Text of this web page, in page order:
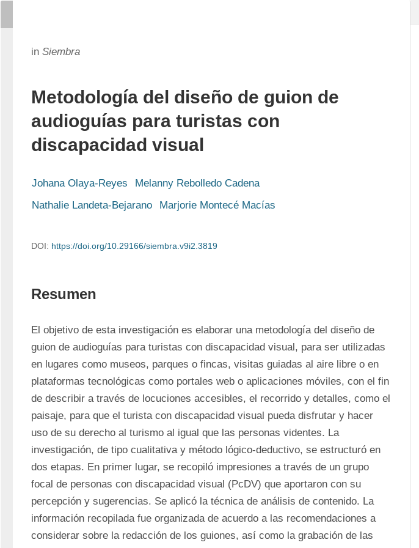
in Siembra
Metodología del diseño de guion de
audioguías para turistas con
discapacidad visual
Johana Olaya-Reyes
Melanny Rebolledo Cadena
Nathalie Landeta-Bejarano
Marjorie Montecé Macías
DOI: https://doi.org/10.29166/siembra.v9i2.3819
Resumen
El objetivo de esta investigación es elaborar una metodología del diseño de
guion de audioguías para turistas con discapacidad visual, para ser utilizadas
en lugares como museos, parques o fincas, visitas guiadas al aire libre o en
plataformas tecnológicas como portales web o aplicaciones móviles, con el fin
de describir a través de locuciones accesibles, el recorrido y detalles, como el
paisaje, para que el turista con discapacidad visual pueda disfrutar y hacer
uso de su derecho al turismo al igual que las personas videntes. La
investigación, de tipo cualitativa y método lógico-deductivo, se estructuró en
dos etapas. En primer lugar, se recopiló impresiones a través de un grupo
focal de personas con discapacidad visual (PcDV) que aportaron con su
percepción y sugerencias. Se aplicó la técnica de análisis de contenido. La
información recopilada fue organizada de acuerdo a las recomendaciones a
considerar sobre la redacción de los guiones, así como la grabación de las